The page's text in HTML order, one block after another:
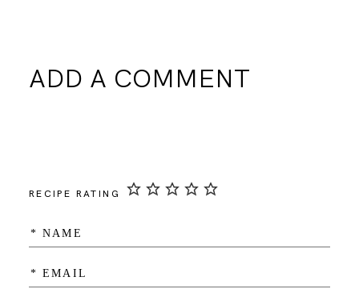
ADD A COMMENT
RECIPE RATING